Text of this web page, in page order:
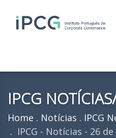
IPCG
Home Notícias
IPCG
IPCG - Notícias - 26